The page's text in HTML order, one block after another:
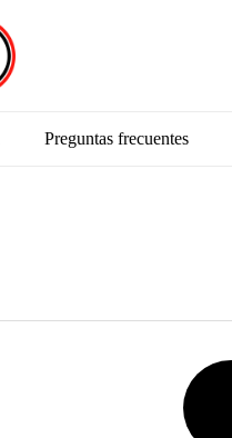
Preguntas frecuentes